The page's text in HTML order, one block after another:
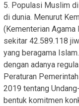
5. Populasi Muslim
di dunia. Menurut
(Kementerian
sekitar 42.589.118
yang beragama
dengan adanya
Peraturan
2019 tentang
bentuk komitmen